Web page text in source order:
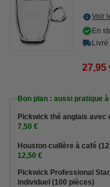
Voir
En
27,95
Bon plan : aussi pratique
Pickwick thé anglais avec
7,50 €
Houston cuillère à café
12,50 €
Pickwick Professional
individuel (100 pièces)